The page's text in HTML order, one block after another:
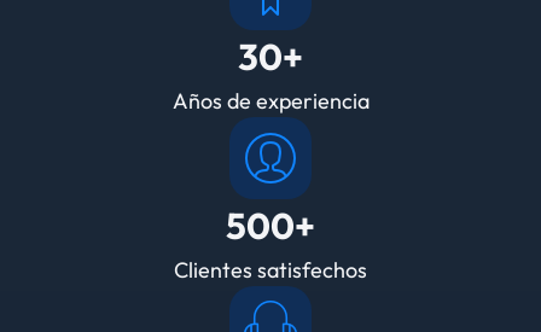
30+
Años de experiencia
500+
Clientes satisfechos